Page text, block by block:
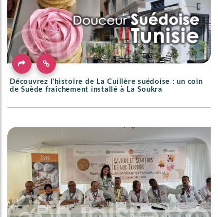
Découvrez l'histoire de La Cuillère suédoise : un coin
de Suède fraîchement installé à La Soukra